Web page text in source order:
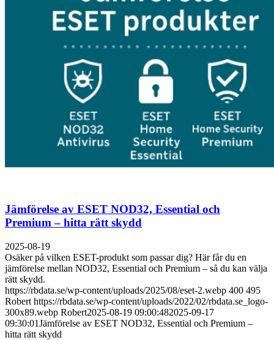
Jämförelse av ESET NOD32, Essential och
Premium – hitta rätt skydd
2025-08-19
Osäker på vilken ESET-produkt som passar dig? Här får du en
jämförelse mellan NOD32, Essential och Premium – så du kan välja
rätt skydd.
https://rbdata.se/wp-content/uploads/2025/08/eset-2.webp 400 495
Robert https://rbdata.se/wp-content/uploads/2022/02/rbdata.se_logo-
300x89.webp Robert2025-08-19 09:00:482025-09-17
09:30:01Jämförelse av ESET NOD32, Essential och Premium –
hitta rätt skydd